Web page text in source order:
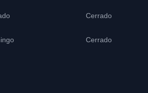
Cerrado
Cerrado